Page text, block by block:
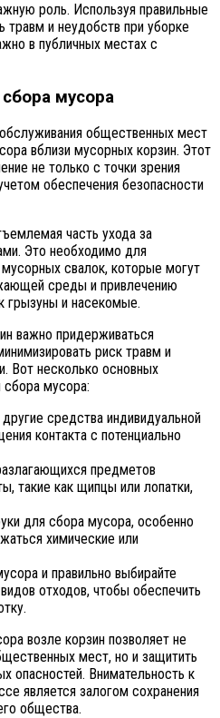
роль. Используя правильные
и неудобств при уборке
в публичных местах с
мусора
общественных мест
вблизи мусорных корзин. Этот
не только с точки зрения
обеспечения безопасности
часть ухода за
Это необходимо для
свалок, которые могут
среды и привлечению
грызуны и насекомые.
важно придерживаться
риск травм и
Вот несколько основных
сбора мусора:
средства индивидуальной
контакта с потенциально
предметов
такие как щипцы или лопатки,
для сбора мусора, особенно
химические или
и правильно выбирайте
отходов, чтобы обеспечить
возле корзин позволяет не
мест, но и защитить
опасностей. Внимательность к
является залогом сохранения
общества.